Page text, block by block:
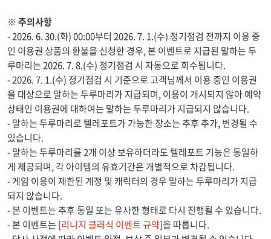
※ 주의사항
- 2026. 6. 30.(화) 00:00부터 2026. 7. 1.(수) 정기점검 전까지 이용 중
인 이용권 상품의 환불을 신청한 경우, 본 이벤트로 지급된 말하는 두
루마리는 2026. 7. 8.(수) 정기점검 시 자동으로 회수됩니다.
- 2026. 7. 1.(수) 정기점검 시 기준으로 고객님께서 이용 중인 이용권
을 대상으로 말하는 두루마리가 지급되며, 이용이 개시되지 않아 예약
상태인 이용권에 대하여는 말하는 두루마리가 지급되지 않습니다.
- 말하는 두루마리로 텔레포트가 가능한 장소는 추후 추가, 변경될 수
있습니다.
- 말하는 두루마리를 2개 이상 보유하더라도 텔레포트 기능은 동일하
게 제공되며, 각 아이템의 유효기간은 개별적으로 차감됩니다.
- 게임 이용이 제한된 계정 및 캐릭터의 경우 말하는 두루마리가 지급
되지 않습니다.
- 본 이벤트는 추후 동일 또는 유사한 형태로 다시 진행될 수 있습니다.
- 본 이벤트는 [리니지 클래식 이벤트 규약]을 따릅니다.